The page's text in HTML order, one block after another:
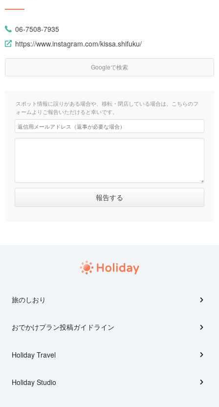
06-7508-7935
https://www.instagram.com/kissa.shifuku/
Googleで検索
スポット情報に誤りがある場合や、移転・閉店している場合は、こちらのフ
ォームよりご報告いただけると幸いです。
旅のしおり
おでかけプラン投稿ガイドライン
Holiday Travel
Holiday Studio